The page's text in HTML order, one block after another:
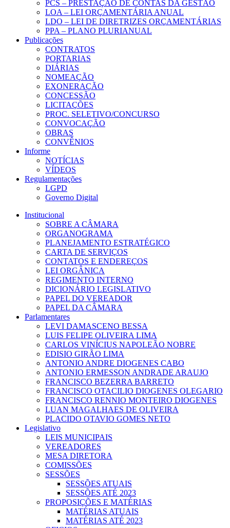
PCS – PRESTAÇÃO DE CONTAS DA GESTÃO
LOA – LEI ORÇAMENTÁRIA ANUAL
LDO – LEI DE DIRETRIZES ORÇAMENTÁRIAS
PPA – PLANO PLURIANUAL
Publicações
CONTRATOS
PORTARIAS
DIÁRIAS
NOMEAÇÃO
EXONERAÇÃO
CONCESSÃO
LICITAÇÕES
PROC. SELETIVO/CONCURSO
CONVOCAÇÃO
OBRAS
CONVÊNIOS
Informe
NOTÍCIAS
VÍDEOS
Regulamentações
LGPD
Governo Digital
Institucional
SOBRE A CÂMARA
ORGANOGRAMA
PLANEJAMENTO ESTRATÉGICO
CARTA DE SERVIÇOS
CONTATOS E ENDEREÇOS
LEI ORGÂNICA
REGIMENTO INTERNO
DICIONÁRIO LEGISLATIVO
PAPEL DO VEREADOR
PAPEL DA CÂMARA
Parlamentares
LEVI DAMASCENO BESSA
LUIS FELIPE OLIVEIRA LIMA
CARLOS VINÍCIUS NAPOLEÃO NOBRE
EDISIO GIRÃO LIMA
ANTONIO ANDRE DIOGENES CABO
ANTONIO ERMESSON ANDRADE ARAUJO
FRANCISCO BEZERRA BARRETO
FRANCISCO OTACILIO DIOGENES OLEGARIO
FRANCISCO RENNIO MONTEIRO DIOGENES
LUAN MAGALHAES DE OLIVEIRA
PLACIDO OTAVIO GOMES NETO
Legislativo
LEIS MUNICIPAIS
VEREADORES
MESA DIRETORA
COMISSÕES
SESSÕES
SESSÕES ATUAIS
SESSÕES ATÉ 2023
PROPOSIÇÕES E MATÉRIAS
MATÉRIAS ATUAIS
MATÉRIAS ATÉ 2023